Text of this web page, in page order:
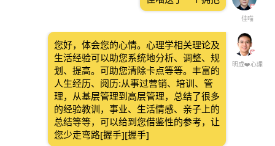
佳喵
明成❤️心理
您好，体会您的心情。心理学相关理论及
生活经验可以助您系统地分析、调整、规
划、提高。可助您清除卡点等等。丰富的
人生经历、阅历:从事过营销、培训、管
理，从基层管理到高层管理，总结了很多
的经验教训，事业、生活情感、亲子上的
总结等等，可以给到您借鉴性的参考，让
您少走弯路[握手][握手]